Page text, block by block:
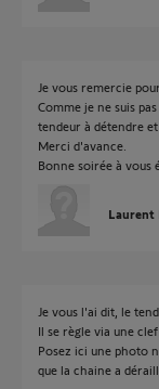
Je vous remercie
Comme je ne suis
tendeur à détendre
Merci d'avance.
Bonne soirée à vous
Laurent
Je vous l'ai dit, le
Il se règle via une
Posez ici une photo
que la chaine a